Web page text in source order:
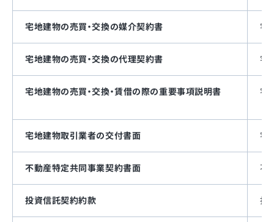
宅地建物の売買・交換の媒介契約書 宅
宅地建物の売買・交換の代理契約書 宅
宅地建物の売買・交換・賃借の際の重要事項説明書 宅
宅地建物取引業者の交付書面 宅
不動産特定共同事業契約書面 不
投資信託契約約款 投